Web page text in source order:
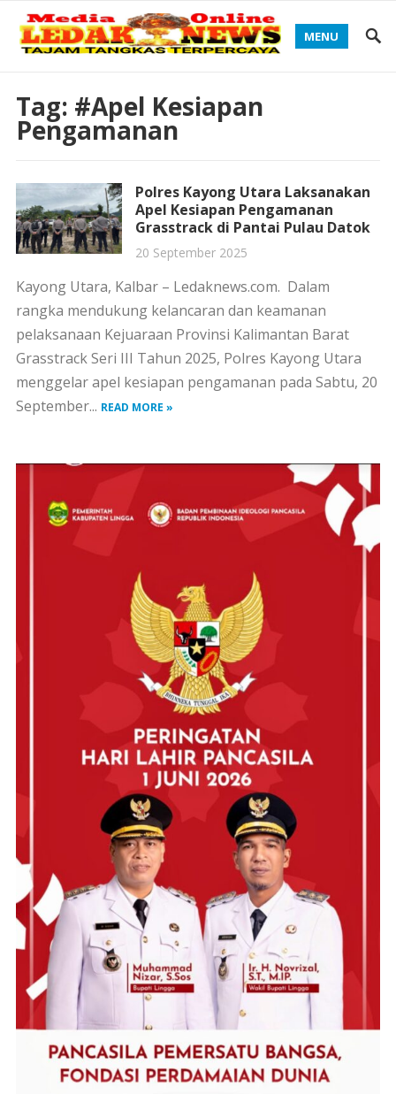
MENU
Tag: #Apel Kesiapan
Pengamanan
Polres Kayong Utara Laksanakan
Apel Kesiapan Pengamanan
Grasstrack di Pantai Pulau Datok
20 September 2025
Kayong Utara, Kalbar – Ledaknews.com. Dalam
rangka mendukung kelancaran dan keamanan
pelaksanaan Kejuaraan Provinsi Kalimantan Barat
Grasstrack Seri III Tahun 2025, Polres Kayong Utara
menggelar apel kesiapan pengamanan pada Sabtu, 20
September... READ MORE »